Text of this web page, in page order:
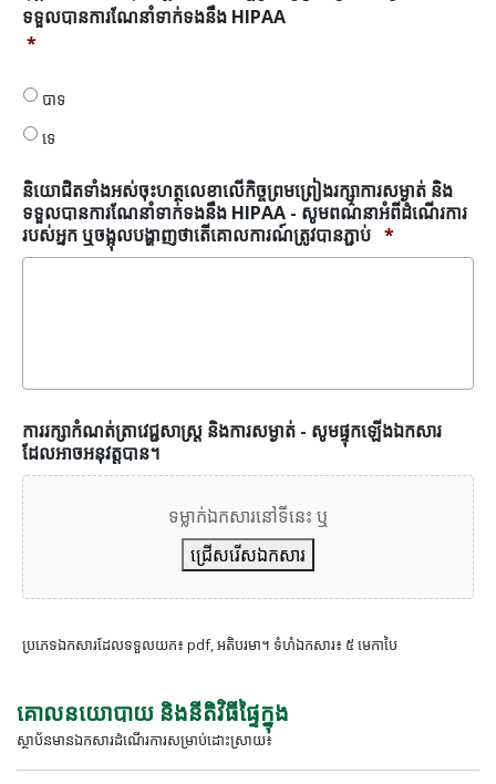
ទាំង
អស់
លេខា
លើកិច្ច
ព្រម
រក្សា
ការ
សម្ងាត់
និង
នឹង
*
ទទួលបានការណែនាំទាក់ទងនឹង HIPAA
*
បាទ
ទេ
និយោជិតទាំងអស់ចុះហត្ថលេខាលើកិច្ចព្រមព្រៀងរក្សាការសម្ងាត់ និង
ទទួលបានការណែនាំទាក់ទងនឹង HIPAA - សូមពណ៌នាអំពីដំណើរការ
របស់អ្នក ឬចង្អុលបង្ហាញថាតើគោលការណ៍ត្រូវបានភ្ជាប់ *
ការរក្សាកំណត់ត្រាវេជ្ជសាស្រ្ត និងការសម្ងាត់ - សូមផ្ទុកឡើងឯកសារ
ដែលអាចអនុវត្តបាន។
ទម្លាក់ឯកសារនៅទីនេះ ឬ
ជ្រើសរើសឯកសារ
ប្រភេទឯកសារដែលទទួលយក៖ pdf, អតិបរមា។ ទំហំឯកសារ៖ ៥ មេកាបៃ
គោលនយោបាយ និងនីតិវិធីផ្ទៃក្នុង
ស្ថាប័នមានឯកសារដំណើរការសម្រាប់ដោះស្រាយ៖